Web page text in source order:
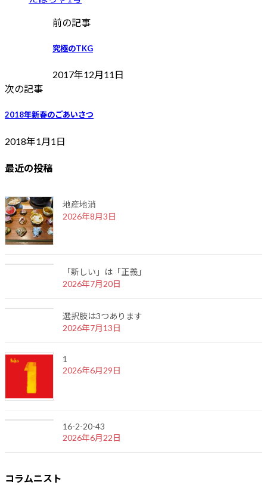
前の記事
究極のTKG
2017年12月11日
次の記事
2018年新春のごあいさつ
2018年1月1日
最近の投稿
地産地消
2026年8月3日
「新しい」は「正義」
2026年7月20日
選択肢は3つあります
2026年7月13日
1
2026年6月29日
16-2-20-43
2026年6月22日
コラムニスト